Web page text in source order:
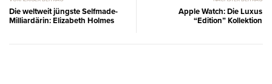
Die weltweit jüngste Selfmade-
Milliardärin: Elizabeth Holmes
Apple Watch: Die Luxus
“Edition” Kollektion